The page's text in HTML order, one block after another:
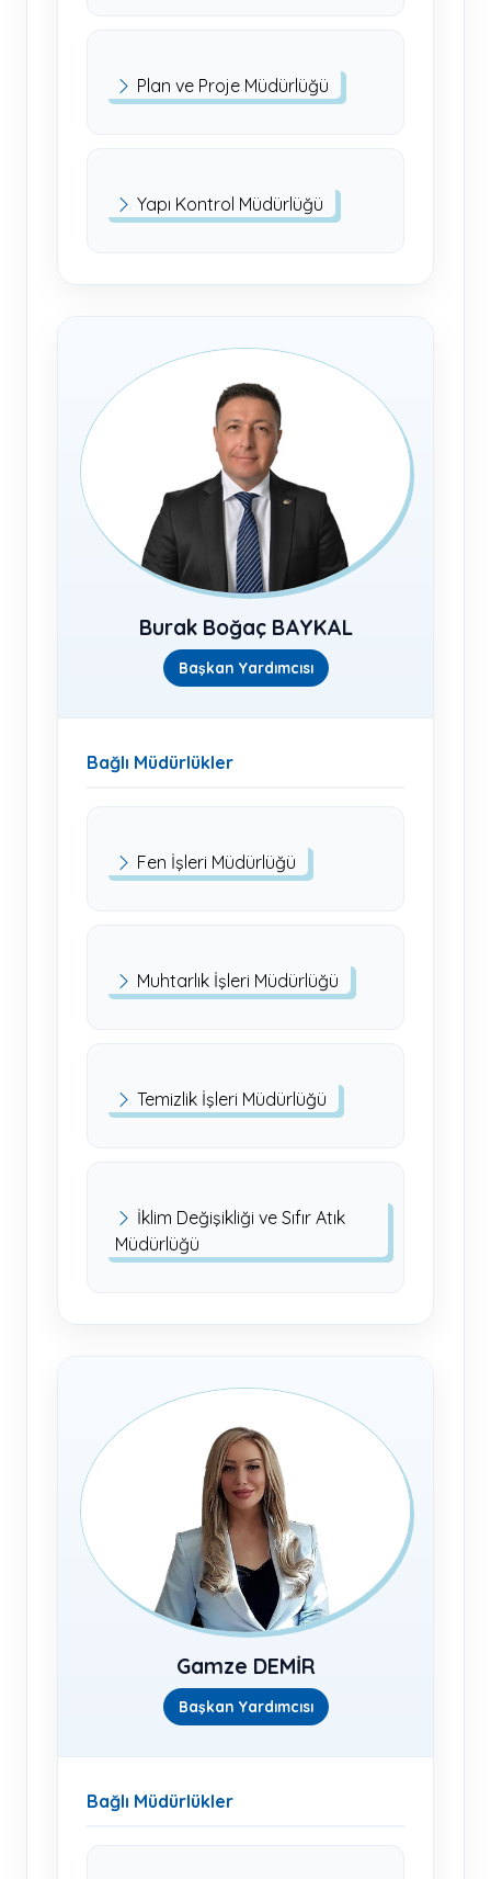
Plan ve Proje Müdürlüğü
Yapı Kontrol Müdürlüğü
Burak Boğaç BAYKAL
Başkan Yardımcısı
Bağlı Müdürlükler
Fen İşleri Müdürlüğü
Muhtarlık İşleri Müdürlüğü
Temizlik İşleri Müdürlüğü
İklim Değişikliği ve Sıfır Atık
Müdürlüğü
Gamze DEMİR
Başkan Yardımcısı
Bağlı Müdürlükler